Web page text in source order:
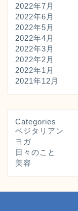
2022年7月
2022年6月
2022年5月
2022年4月
2022年3月
2022年2月
2022年1月
2021年12月
Categories
ベジタリアン
ヨガ
日々のこと
美容